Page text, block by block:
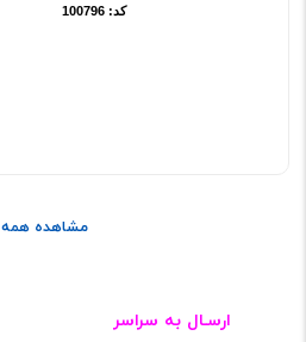
کد: 100796
مشاهده همه
ارسـال به سراسر